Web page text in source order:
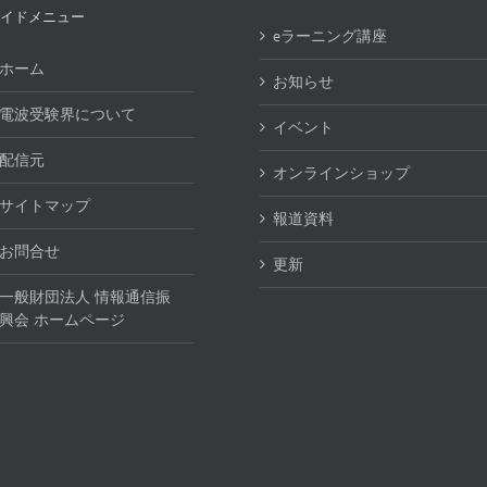
ドメニュー
ホーム
電波受験界について
配信元
サイトマップ
お問合せ
一般財団法人 情報通信振
興会 ホームページ
eラーニング講座
お知らせ
イベント
オンラインショップ
報道資料
更新